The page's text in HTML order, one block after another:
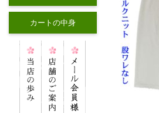
カートの中身